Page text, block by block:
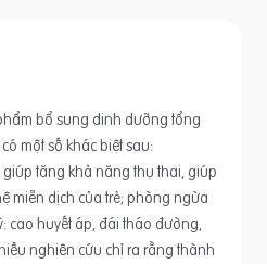
bổ sung dinh dưỡng tổng
một số khác biệt sau:
giúp tăng khả năng thụ thai, giúp
miễn dịch của trẻ; phòng ngừa
cao huyết áp, đái tháo đường,
nghiên cứu chỉ ra rằng thành